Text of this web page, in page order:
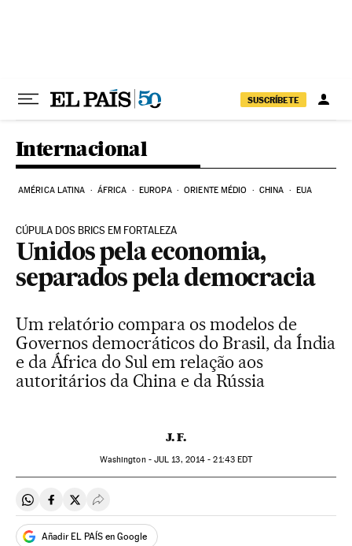
SUSCRÍBETE
Internacional
AMÉRICA LATINA ÁFRICA EUROPA ORIENTE MÉDIO CHINA EUA
CÚPULA DOS BRICS EM FORTALEZA
Unidos pela economia,
separados pela democracia
Um relatório compara os modelos de
Governos democráticos do Brasil, da Índia
e da África do Sul em relação aos
autoritários da China e da Rússia
J. F.
Washington - JUL 13, 2014 - 21:43EDT
Compartir en Whatsapp
Compartir en Facebook
Compartir en Twitter
Desplegar Redes Sociales
Añadir EL PAÍS en Google